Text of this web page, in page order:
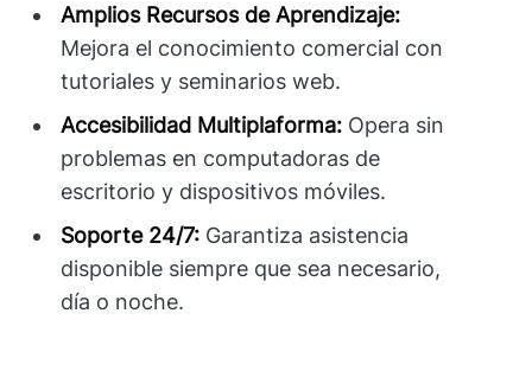
Amplios Recursos de Aprendizaje:
Mejora el conocimiento comercial con
tutoriales y seminarios web.
Accesibilidad Multiplaforma: Opera sin
problemas en computadoras de
escritorio y dispositivos móviles.
Soporte 24/7: Garantiza asistencia
disponible siempre que sea necesario,
día o noche.